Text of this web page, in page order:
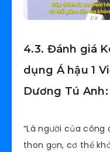
4.3. Đánh giá
dụng Á hậu 1
Dương Tú Anh:
“Là người của
thon gọn, cơ thể